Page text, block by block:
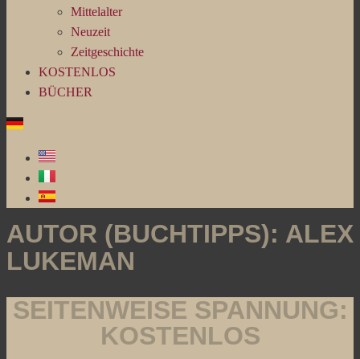
Mittelalter
Neuzeit
Zeitgeschichte
KOSTENLOS
BÜCHER
AUTOR (BUCHTIPPS): ALEX
LUKEMAN
SEITENWEISE SPANNUNG:
KOSTENLOS